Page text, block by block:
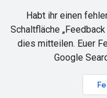
Habt ihr einen
Schaltfläche
dies mitteilen. Euer
Google